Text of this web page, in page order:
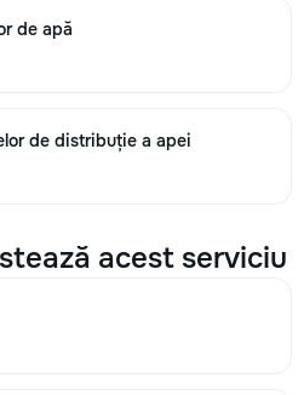
de apă
de distribuție a apei
acest serviciu